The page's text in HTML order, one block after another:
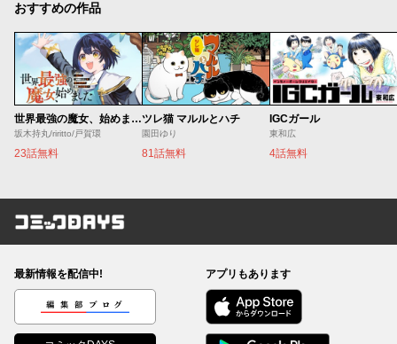
おすすめの作品
世界最強の魔女、始めました ～私だけ『攻略サイト』を見れる世界で自由に生きます～
坂木持丸/riritto/戸賀環
23話無料
ツレ猫 マルルとハチ
園田ゆり
81話無料
IGCガール
東和広
4話無料
コミックDAYS
最新情報を配信中!
編集部ブログ
アプリもあります